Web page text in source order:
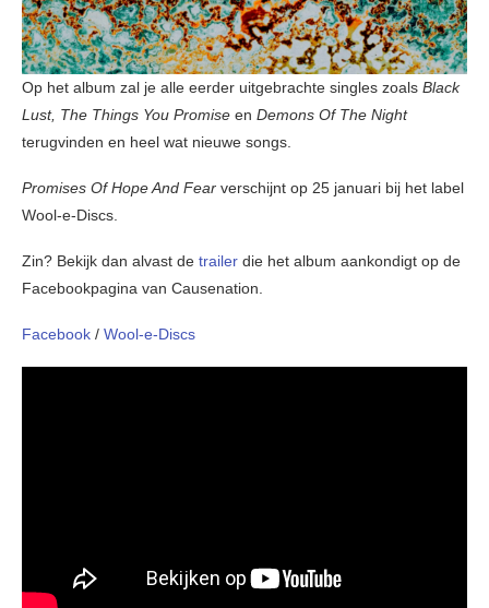
Op het album zal je alle eerder uitgebrachte singles zoals Black
Lust, The Things You Promise en Demons Of The Night
terugvinden en heel wat nieuwe songs.
Promises Of Hope And Fear verschijnt op 25 januari bij het label
Wool-e-Discs.
Zin? Bekijk dan alvast de trailer die het album aankondigt op de
Facebookpagina van Causenation.
Facebook / Wool-e-Discs